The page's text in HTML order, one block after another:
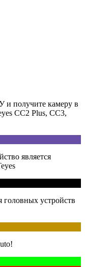
получите камеру в
CC2 Plus, CC3,
является
устройств